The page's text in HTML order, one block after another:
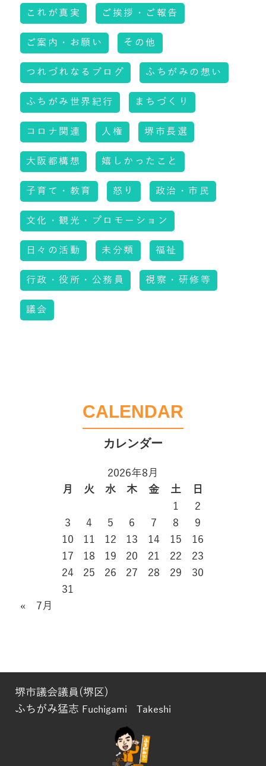
これが真実 ご挨拶・ご報告
ご案内・お願い その他
つれづれなるブログ ふちがみの想い
ふちがみ世界紀行 まちづくり
コロナ関連 人権 堺市長選
大阪都構想 嬉しかったこと
子育て・教育 怒り 政治・市民
文化・観光・プロモーション
日々の活動 未分類 福祉
行政・役所・公務員 視察・研修等
議会
CALENDAR
2026年8月
月
火 水 木 金 土
日
1
2
3
4 5 6 7 8
9
10
11 12 13 14 15
16
17
18 19 20 21 22
23
24
25 26 27 28 29
30
31
« 7月
堺市議会議員(堺区)
ふちがみ猛志 Fuchigami Takeshi